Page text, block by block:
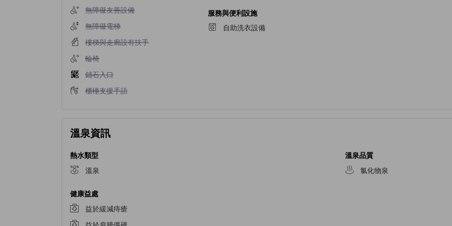
不提供無障礙友善設備
無障礙友善設備
不提供無障礙電梯
無障礙電梯
不提供樓梯與走廊設有扶手
樓梯與走廊設有扶手
不提供輪椅
輪椅
不提供鋪石入口
鋪石入口
不提供櫃檯支援手語
櫃檯支援手語
服務與便利設施
自助洗衣設備
溫泉資訊
熱水類型
溫泉
健康益處
益於緩減痔瘡
溫泉品質
氯化物泉